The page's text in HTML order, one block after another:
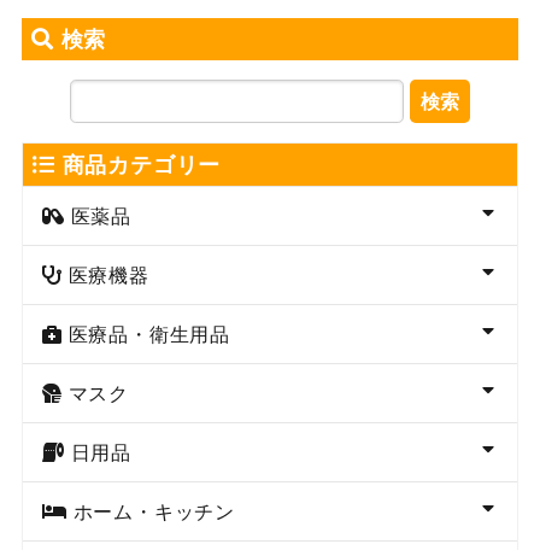
検索
検索
商品カテゴリー
医薬品
医療機器
医療品・衛生用品
マスク
日用品
ホーム・キッチン